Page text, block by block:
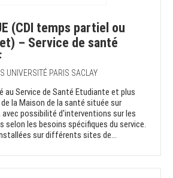
(CDI temps partiel ou
– Service de santé
PARIS SACLAY
Service de Santé Etudiante et plus
la Maison de la santé située sur
avec possibilité d'interventions sur les
les besoins spécifiques du service.
sur différents sites de...